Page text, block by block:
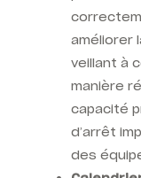
améliorer
veillant à
manière
capacité
d’arrêt
des